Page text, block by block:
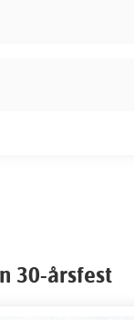
30-årsfest